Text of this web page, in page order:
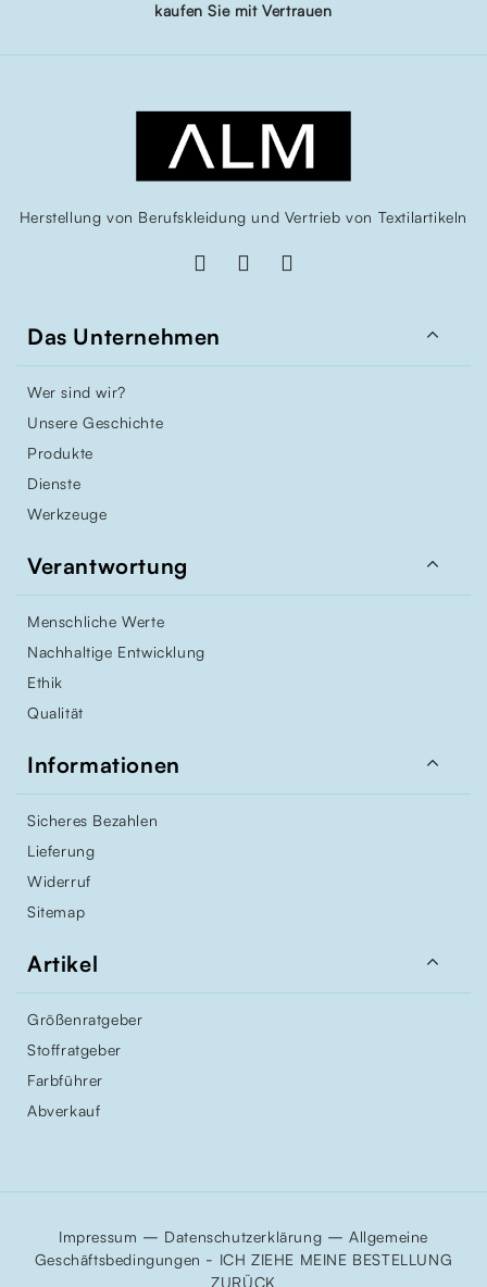
kaufen Sie mit Vertrauen
Herstellung von Berufskleidung und Vertrieb von Textilartikeln
Das Unternehmen 
Wer sind wir?
Unsere Geschichte
Produkte
Dienste
Werkzeuge
Verantwortung 
Menschliche Werte
Nachhaltige Entwicklung
Ethik
Qualität
Informationen 
Sicheres Bezahlen
Lieferung
Widerruf
Sitemap
Artikel 
Größenratgeber
Stoffratgeber
Farbführer
Abverkauf
Impressum – Datenschutzerklärung –Allgemeine
Geschäftsbedingungen - ICH ZIEHE MEINE BESTELLUNG
ZURÜCK